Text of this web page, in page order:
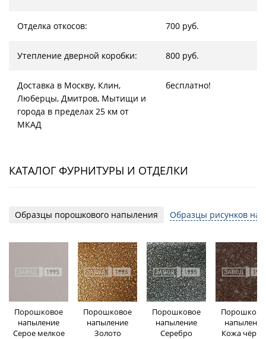
Отделка откосов: 700 руб.
Утепление дверной коробки: 800 руб.
Доставка в Москву, Клин,
Люберцы, Дмитров, Мытищи и
города в пределах 25 км от
МКАД
бесплатно!
КАТАЛОГ ФУРНИТУРЫ И ОТДЕЛКИ
Образцы порошкового напыления Образцы рисунков на
Порошковое
напыление
Серое мелкое
Порошковое
напыление
Золото
Порошковое
напыление
Серебро
напыление
Кожа